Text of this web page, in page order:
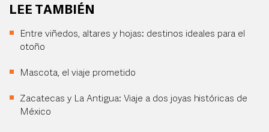
LEE TAMBIÉN
Entre viñedos, altares y hojas: destinos ideales para el
otoño
Mascota, el viaje prometido
Zacatecas y La Antigua: Viaje a dos joyas históricas de
México